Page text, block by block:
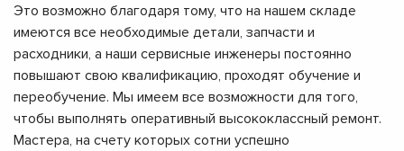
Это возможно благодаря тому, что на нашем складе
имеются все необходимые детали, запчасти и
расходники, а наши сервисные инженеры постоянно
повышают свою квалификацию, проходят обучение и
переобучение. Мы имеем все возможности для того,
чтобы выполнять оперативный высококлассный ремонт.
Мастера, на счету которых сотни успешно